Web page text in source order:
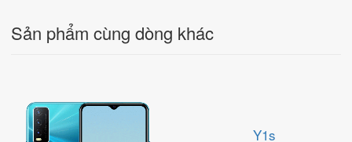
Sản phẩm cùng dòng khác